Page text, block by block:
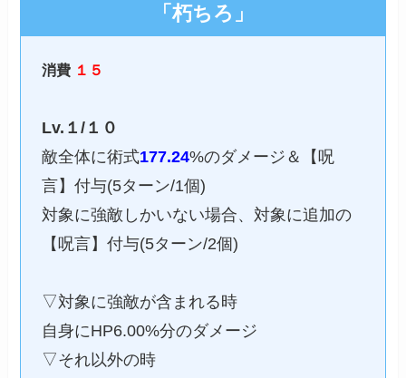
「朽ちろ」
消費 １５
Lv.１/１０
敵全体に術式177.24%のダメージ＆【呪
言】付与(5ターン/1個)
対象に強敵しかいない場合、対象に追加の
【呪言】付与(5ターン/2個)
▽対象に強敵が含まれる時
自身にHP6.00%分のダメージ
▽それ以外の時